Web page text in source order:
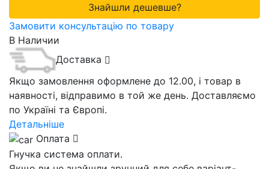
Знайшли дешевше?
Замовити консультацію по товару
В Наличии
Доставка
Якщо замовлення оформлене до 12.00, і товар в
наявності, відправимо в той же день. Доставляємо
по Україні та Європі.
Детальніше
Оплата
Гнучка система оплати.